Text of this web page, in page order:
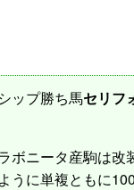
ップ勝ち馬セリフ
ボニータ産駒は改
うに単複ともに